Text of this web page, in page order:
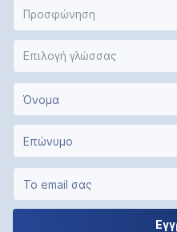
Προσφώνηση
Επιλογή γλώσσας